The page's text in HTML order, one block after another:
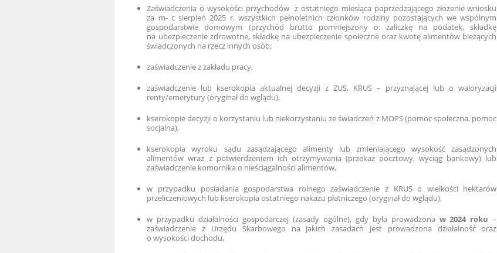
Zaświadczenia o wysokości przychodów z ostatniego miesiąca poprzedzającego złożenie wniosku
za m- c sierpień 2025 r. wszystkich pełnoletnich członków rodziny pozostających we wspólnym
gospodarstwie domowym (przychód brutto pomniejszony o: zaliczkę na podatek, składkę
na ubezpieczenie zdrowotne, składkę na ubezpieczenie społeczne oraz kwotę alimentów bieżących
świadczonych na rzecz innych osób:
zaświadczenie z zakładu pracy,
zaświadczenie lub kserokopia aktualnej decyzji z ZUS, KRUS – przyznającej lub o waloryzacji
renty/emerytury (oryginał do wglądu),
kserokopie decyzji o korzystaniu lub niekorzystaniu ze świadczeń z MOPS (pomoc społeczna, pomoc
socjalna),
kserokopia wyroku sądu zasądzającego alimenty lub zmieniającego wysokość zasądzonych
alimentów wraz z potwierdzeniem ich otrzymywania (przekaz pocztowy, wyciąg bankowy) lub
zaświadczenie komornika o nieściągalności alimentów,
w przypadku posiadania gospodarstwa rolnego zaświadczenie z KRUS o wielkości hektarów
przeliczeniowych lub kserokopia ostatniego nakazu płatniczego (oryginał do wglądu),
w przypadku działalności gospodarczej (zasady ogólne), gdy była prowadzona w 2024 roku –
zaświadczenie z Urzędu Skarbowego na jakich zasadach jest prowadzona działalność oraz
o wysokości dochodu,